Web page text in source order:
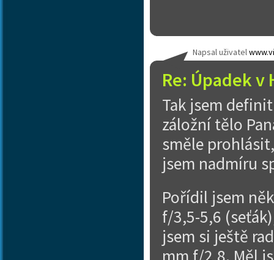
Re: Úpadek
Napsal uživatel
Tak jsem
záložní tělo
směle
jsem nadmíru
Pořídil jsem
f/3,5-5,6
jsem si ještě